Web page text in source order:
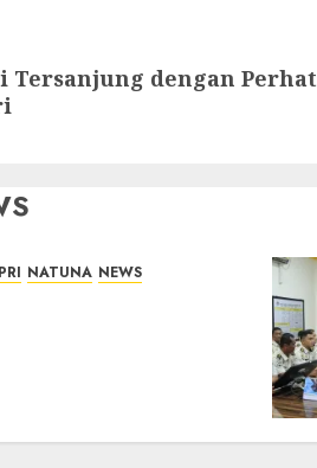
Tersanjung dengan
NATUNA NEWS
07/08/2026 0